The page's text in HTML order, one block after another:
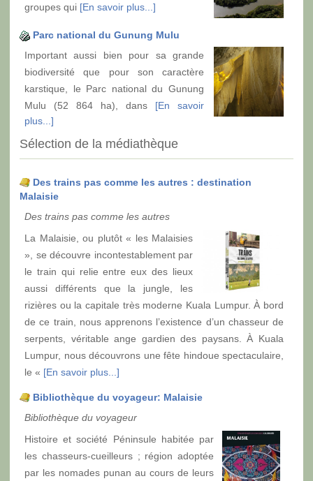
groupes qui [En savoir plus...]
Parc national du Gunung Mulu
Important aussi bien pour sa grande
biodiversité que pour son caractère
karstique, le Parc national du Gunung
Mulu (52 864 ha), dans [En savoir
plus...]
Sélection de la médiathèque
Des trains pas comme les autres : destination
Malaisie
Des trains pas comme les autres
La Malaisie, ou plutôt « les Malaisies
», se découvre incontestablement par
le train qui relie entre eux des lieux
aussi différents que la jungle, les
rizières ou la capitale très moderne Kuala Lumpur. À bord
de ce train, nous apprenons l’existence d’un chasseur de
serpents, véritable ange gardien des paysans. À Kuala
Lumpur, nous découvrons une fête hindoue spectaculaire,
le « [En savoir plus...]
Bibliothèque du voyageur: Malaisie
Bibliothèque du voyageur
Histoire et société Péninsule habitée par
les chasseurs-cueilleurs ; région adoptée
par les nomades punan au cours de leurs